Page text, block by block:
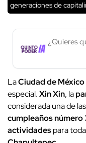
generaciones de
¿Quieres
LaCiudad de México
especial.Xin Xin, la
considerada una de
cumpleaños número
actividadespara